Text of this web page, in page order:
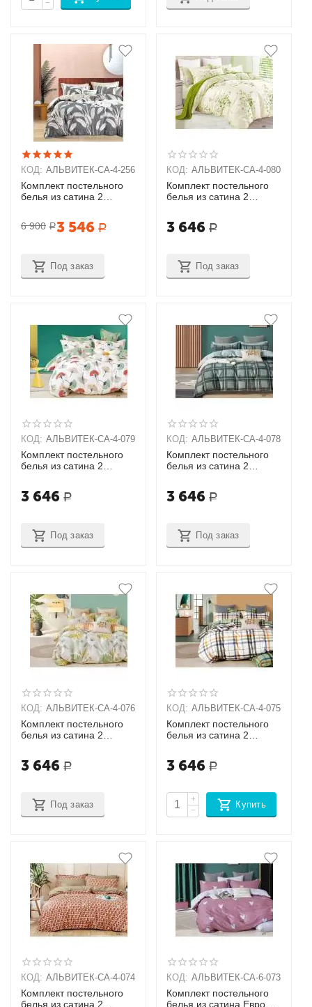
−
КОД: АЛЬВИТЕК-CA-4-256
Комплект постельного
белья из сатина 2
6 900 Р 3 546 Р
Под заказ
КОД: АЛЬВИТЕК-CA-4-080
Комплект постельного
белья из сатина 2
3 646 Р
Под заказ
КОД: АЛЬВИТЕК-CA-4-079
Комплект постельного
белья из сатина 2
3 646 Р
Под заказ
КОД: АЛЬВИТЕК-CA-4-078
Комплект постельного
белья из сатина 2
3 646 Р
Под заказ
КОД: АЛЬВИТЕК-CA-4-076
Комплект постельного
белья из сатина 2
3 646 Р
Под заказ
КОД: АЛЬВИТЕК-CA-4-075
Комплект постельного
белья из сатина 2
3 646 Р
+
−
Купить
КОД: АЛЬВИТЕК-CA-4-074
Комплект постельного
белья из сатина 2
КОД: АЛЬВИТЕК-CA-6-073
Комплект постельного
белья из сатина Евро +